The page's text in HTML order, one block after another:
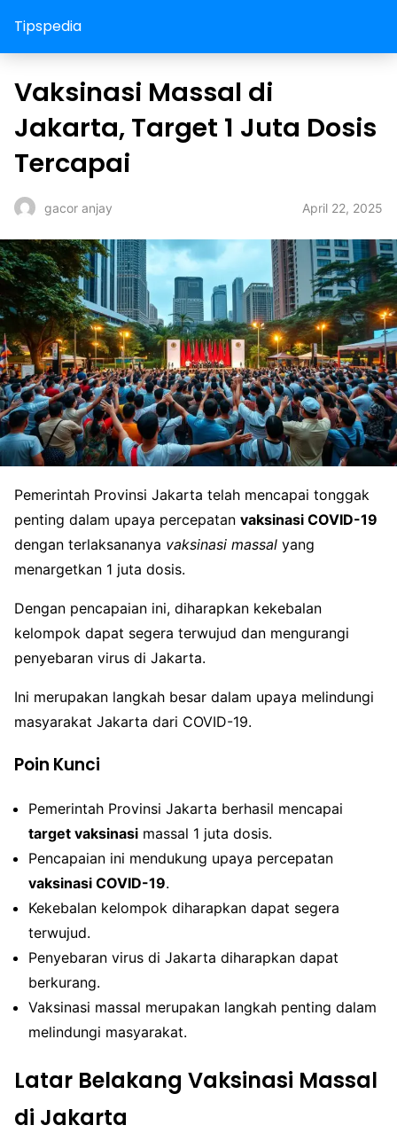
Tipspedia
Vaksinasi Massal di
Jakarta, Target 1 Juta Dosis
Tercapai
gacor anjay April 22, 2025
Pemerintah Provinsi Jakarta telah mencapai tonggak
penting dalam upaya percepatan vaksinasi COVID-19
dengan terlaksananya vaksinasi massal yang
menargetkan 1 juta dosis.
Dengan pencapaian ini, diharapkan kekebalan
kelompok dapat segera terwujud dan mengurangi
penyebaran virus di Jakarta.
Ini merupakan langkah besar dalam upaya melindungi
masyarakat Jakarta dari COVID-19.
Poin Kunci
Pemerintah Provinsi Jakarta berhasil mencapai
target vaksinasi massal 1 juta dosis.
Pencapaian ini mendukung upaya percepatan
vaksinasi COVID-19.
Kekebalan kelompok diharapkan dapat segera
terwujud.
Penyebaran virus di Jakarta diharapkan dapat
berkurang.
Vaksinasi massal merupakan langkah penting dalam
melindungi masyarakat.
Latar Belakang Vaksinasi Massal
di Jakarta